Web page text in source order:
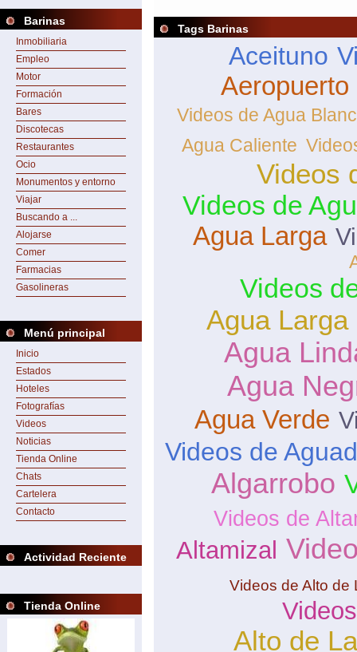
Barinas
Inmobiliaria
Empleo
Motor
Formación
Bares
Discotecas
Restaurantes
Ocio
Monumentos y entorno
Viajar
Buscando a ...
Alojarse
Comer
Farmacias
Gasolineras
Menú principal
Inicio
Estados
Hoteles
Fotografías
Videos
Noticias
Tienda Online
Chats
Cartelera
Contacto
Actividad Reciente
Tienda Online
Tags Barinas
Aceituno
Aeropuerto
Videos de Agua
Agua Caliente
Videos
Videos de
Agua Larga
Videos
Agua
Agua
Agua
Agua Verde
Videos de
Algarrobo
Videos de
Altamizal
Videos de Alto de
Alto de